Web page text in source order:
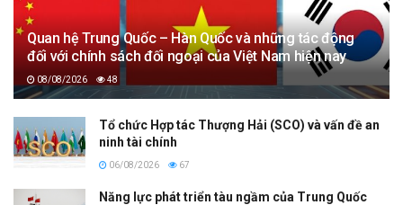
Quan hệ Trung Quốc – Hàn Quốc và những tác động
đối với chính sách đối ngoại của Việt Nam hiện nay
08/08/2026 48
Tổ chức Hợp tác Thượng Hải (SCO) và vấn đề an
ninh tài chính
06/08/2026 67
Năng lực phát triển tàu ngầm của Trung Quốc